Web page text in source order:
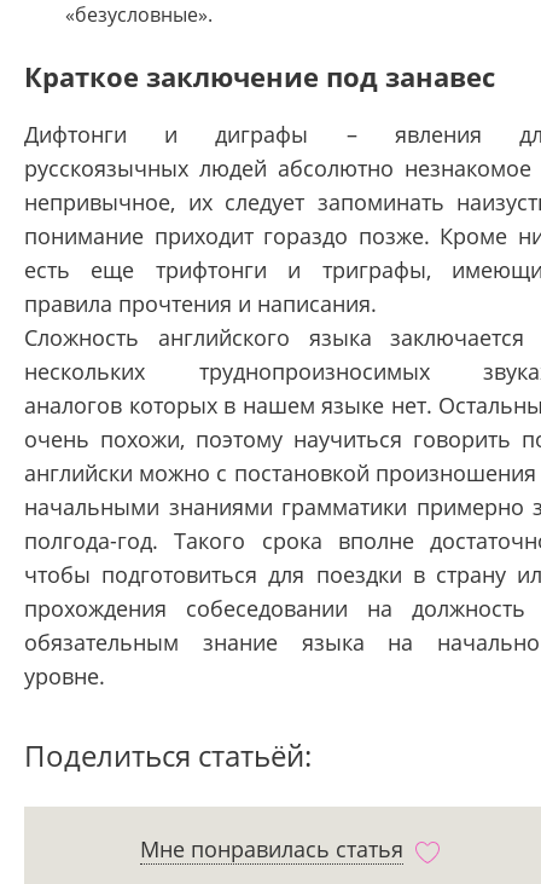
«безусловные».
Краткое заключение под занавес
Дифтонги и диграфы – явления
русскоязычных людей абсолютно незнакомое
непривычное, их следует запоминать
понимание приходит гораздо позже. Кроме
есть еще трифтонги и триграфы,
правила прочтения и написания.
Сложность английского языка заключается
нескольких труднопроизносимых
аналогов которых в нашем языке нет.
очень похожи, поэтому научиться говорить
английски можно с постановкой
начальными знаниями грамматики примерно
полгода-год. Такого срока вполне
чтобы подготовиться для поездки в страну
прохождения собеседовании на должность
обязательным знание языка на
уровне.
Поделиться статьёй:
Мне понравилась статья